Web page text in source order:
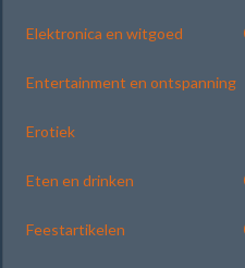
Elektronica en witgoed
Entertainment en ontspanning
Erotiek
Eten en drinken
Feestartikelen